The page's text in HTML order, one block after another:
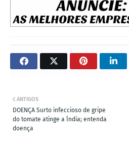
ANTIGOS
DOENÇA Surto infeccioso de gripe
do tomate atinge a Índia; entenda
doença